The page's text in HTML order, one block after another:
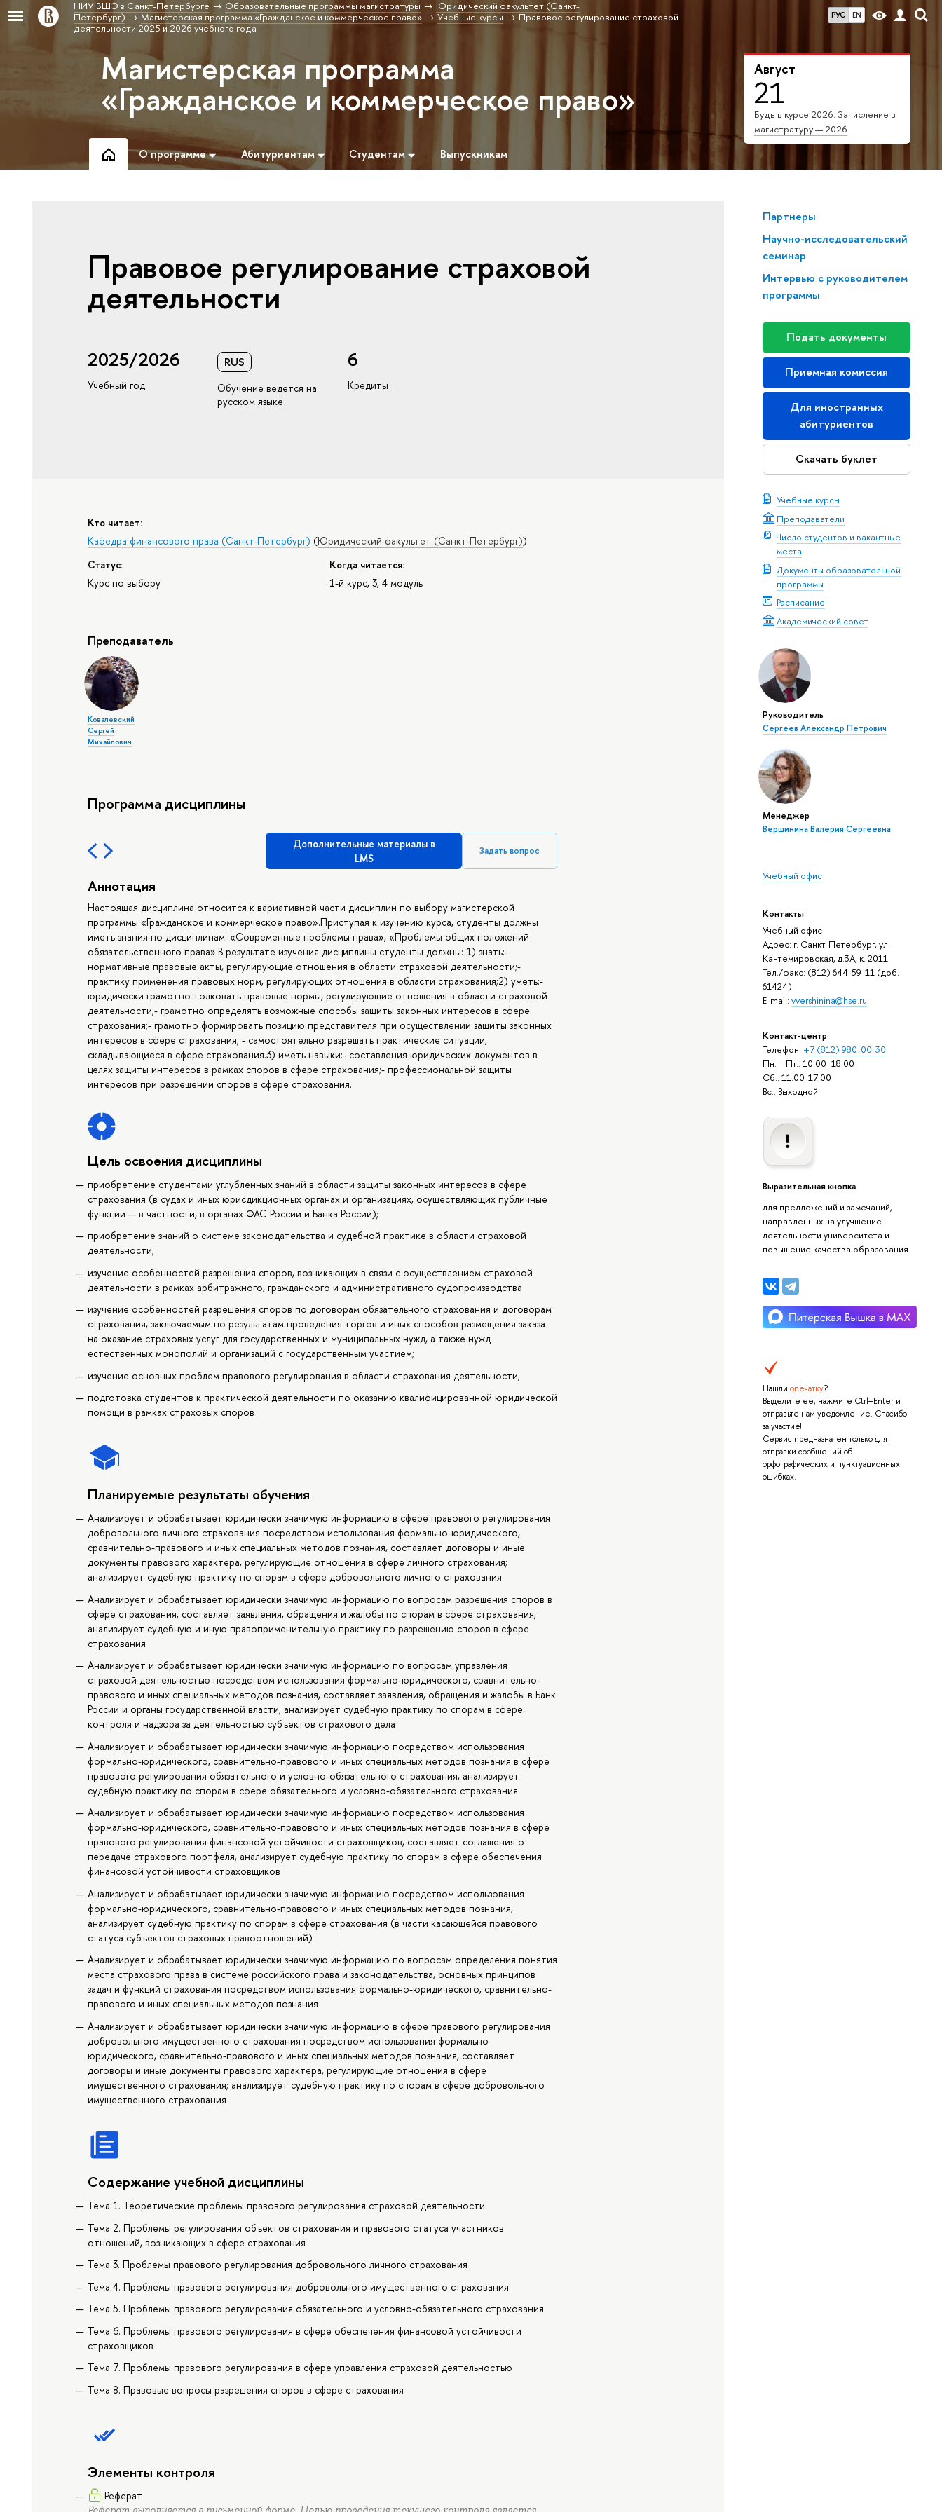
РУС EN
НИУ ВШЭ в Санкт-Петербурге Образовательные программы магистратуры
Юридический факультет (Санкт-
Петербург)
Магистерская программа «Гражданское и коммерческое право» Учебные курсы
Правовое регулирование страховой
деятельности 2025 и 2026 учебного года
Август
21
Будь в курсе 2026: Зачисление в
магистратуру — 2026
Магистерская программа
«Гражданское и коммерческое право»
О программе Абитуриентам Студентам Выпускникам
Партнеры
Научно-исследовательский
семинар
Интервью с руководителем
программы
Подать документы
Приемная комиссия
Для иностранных
абитуриентов
Скачать буклет
Учебные курсы
Преподаватели
Число студентов и вакантные
места
Документы образовательной
программы
Расписание
Академический совет
Руководитель
Сергеев Александр Петрович
Менеджер
Вершинина Валерия Сергеевна
Учебный офис
Контакты
Учебный офис
Адрес: г. Санкт-Петербург, ул.
Кантемировская, д.3А, к. 2011
Тел./факс: (812) 644-59-11 (доб.
61424)
E-mail: vvershinina@hse.ru
Контакт-центр
Телефон: +7 (812) 980-00-30
Пн. – Пт.: 10:00–18:00
Сб.: 11:00-17:00
Вс.: Выходной
Выразительная кнопка
для предложений и замечаний,
направленных на улучшение
деятельности университета и
повышение качества образования
Нашли опечатку?
Выделите её, нажмите Ctrl+Enter и
отправьте нам уведомление. Спасибо
за участие!
Сервис предназначен только для
отправки сообщений об
орфографических и пунктуационных
ошибках.
Правовое регулирование страховой
деятельности
2025/2026
Учебный год
RUS
Обучение ведется на
русском языке
6
Кредиты
Кто читает:
Кафедра финансового права (Санкт-Петербург) (Юридический факультет (Санкт-Петербург))
Статус:
Курс по выбору
Когда читается:
1-й курс, 3, 4 модуль
Преподаватель
Ковалевский
Сергей
Михайлович
Программа дисциплины
Дополнительные материалы в
LMS
Задать вопрос
Аннотация
Настоящая дисциплина относится к вариативной части дисциплин по выбору магистерской
программы «Гражданское и коммерческое право».Приступая к изучению курса, студенты должны
иметь знания по дисциплинам: «Современные проблемы права», «Проблемы общих положений
обязательственного права».В результате изучения дисциплины студенты должны: 1) знать:-
нормативные правовые акты, регулирующие отношения в области страховой деятельности;-
практику применения правовых норм, регулирующих отношения в области страхования;2) уметь:-
юридически грамотно толковать правовые нормы, регулирующие отношения в области страховой
деятельности;- грамотно определять возможные способы защиты законных интересов в сфере
страхования;- грамотно формировать позицию представителя при осуществлении защиты законных
интересов в сфере страхования; - самостоятельно разрешать практические ситуации,
складывающиеся в сфере страхования.3) иметь навыки:- составления юридических документов в
целях защиты интересов в рамках споров в сфере страхования;- профессиональной защиты
интересов при разрешении споров в сфере страхования.
Цель освоения дисциплины
приобретение студентами углубленных знаний в области защиты законных интересов в сфере
страхования (в судах и иных юрисдикционных органах и организациях, осуществляющих публичные
функции — в частности, в органах ФАС России и Банка России);
приобретение знаний о системе законодательства и судебной практике в области страховой
деятельности;
изучение особенностей разрешения споров, возникающих в связи с осуществлением страховой
деятельности в рамках арбитражного, гражданского и административного судопроизводства
изучение особенностей разрешения споров по договорам обязательного страхования и договорам
страхования, заключаемым по результатам проведения торгов и иных способов размещения заказа
на оказание страховых услуг для государственных и муниципальных нужд, а также нужд
естественных монополий и организаций с государственным участием;
изучение основных проблем правового регулирования в области страхования деятельности;
подготовка студентов к практической деятельности по оказанию квалифицированной юридической
помощи в рамках страховых споров
Планируемые результаты обучения
Анализирует и обрабатывает юридически значимую информацию в сфере правового регулирования
добровольного личного страхования посредством использования формально-юридического,
сравнительно-правового и иных специальных методов познания, составляет договоры и иные
документы правового характера, регулирующие отношения в сфере личного страхования;
анализирует судебную практику по спорам в сфере добровольного личного страхования
Анализирует и обрабатывает юридически значимую информацию по вопросам разрешения споров в
сфере страхования, составляет заявления, обращения и жалобы по спорам в сфере страхования;
анализирует судебную и иную правоприменительную практику по разрешению споров в сфере
страхования
Анализирует и обрабатывает юридически значимую информацию по вопросам управления
страховой деятельностью посредством использования формально-юридического, сравнительно-
правового и иных специальных методов познания, составляет заявления, обращения и жалобы в Банк
России и органы государственной власти; анализирует судебную практику по спорам в сфере
контроля и надзора за деятельностью субъектов страхового дела
Анализирует и обрабатывает юридически значимую информацию посредством использования
формально-юридического, сравнительно-правового и иных специальных методов познания в сфере
правового регулирования обязательного и условно-обязательного страхования, анализирует
судебную практику по спорам в сфере обязательного и условно-обязательного страхования
Анализирует и обрабатывает юридически значимую информацию посредством использования
формально-юридического, сравнительно-правового и иных специальных методов познания в сфере
правового регулирования финансовой устойчивости страховщиков, составляет соглашения о
передаче страхового портфеля, анализирует судебную практику по спорам в сфере обеспечения
финансовой устойчивости страховщиков
Анализирует и обрабатывает юридически значимую информацию посредством использования
формально-юридического, сравнительно-правового и иных специальных методов познания,
анализирует судебную практику по спорам в сфере страхования (в части касающейся правового
статуса субъектов страховых правоотношений)
Анализирует и обрабатывает юридически значимую информацию по вопросам определения понятия
места страхового права в системе российского права и законодательства, основных принципов
задач и функций страхования посредством использования формально-юридического, сравнительно-
правового и иных специальных методов познания
Анализирует и обрабатывает юридически значимую информацию в сфере правового регулирования
добровольного имущественного страхования посредством использования формально-
юридического, сравнительно-правового и иных специальных методов познания, составляет
договоры и иные документы правового характера, регулирующие отношения в сфере
имущественного страхования; анализирует судебную практику по спорам в сфере добровольного
имущественного страхования
Содержание учебной дисциплины
Тема 1. Теоретические проблемы правового регулирования страховой деятельности
Тема 2. Проблемы регулирования объектов страхования и правового статуса участников
отношений, возникающих в сфере страхования
Тема 3. Проблемы правового регулирования добровольного личного страхования
Тема 4. Проблемы правового регулирования добровольного имущественного страхования
Тема 5. Проблемы правового регулирования обязательного и условно-обязательного страхования
Тема 6. Проблемы правового регулирования в сфере обеспечения финансовой устойчивости
страховщиков
Тема 7. Проблемы правового регулирования в сфере управления страховой деятельностью
Тема 8. Правовые вопросы разрешения споров в сфере страхования
Элементы контроля
Реферат